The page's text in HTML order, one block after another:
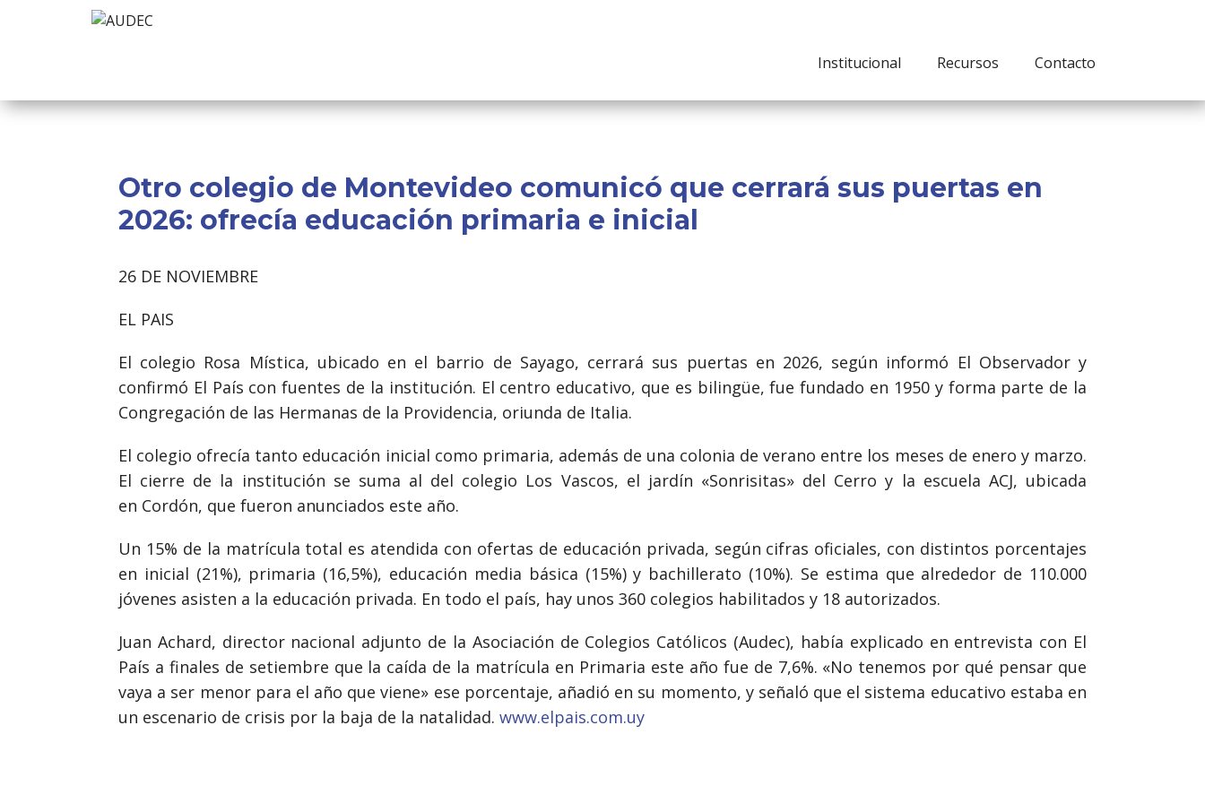
Institucional Recursos Contacto
Otro colegio de Montevideo comunicó que cerrará sus puertas en
2026: ofrecía educación primaria e inicial
26 DE NOVIEMBRE
EL PAIS
El colegio Rosa Mística, ubicado en el barrio de Sayago, cerrará sus puertas en 2026, según informó El Observador y
confirmó El País con fuentes de la institución. El centro educativo, que es bilingüe, fue fundado en 1950 y forma parte de la
Congregación de las Hermanas de la Providencia, oriunda de Italia.
El colegio ofrecía tanto educación inicial como primaria, además de una colonia de verano entre los meses de enero y marzo.
El cierre de la institución se suma al del colegio Los Vascos, el jardín «Sonrisitas» del Cerro y la escuela ACJ, ubicada
en Cordón, que fueron anunciados este año.
Un 15% de la matrícula total es atendida con ofertas de educación privada, según cifras oficiales, con distintos porcentajes
en inicial (21%), primaria (16,5%), educación media básica (15%) y bachillerato (10%). Se estima que alrededor de 110.000
jóvenes asisten a la educación privada. En todo el país, hay unos 360 colegios habilitados y 18 autorizados.
Juan Achard, director nacional adjunto de la Asociación de Colegios Católicos (Audec), había explicado en entrevista con El
País a finales de setiembre que la caída de la matrícula en Primaria este año fue de 7,6%. «No tenemos por qué pensar que
vaya a ser menor para el año que viene» ese porcentaje, añadió en su momento, y señaló que el sistema educativo estaba en
un escenario de crisis por la baja de la natalidad. www.elpais.com.uy